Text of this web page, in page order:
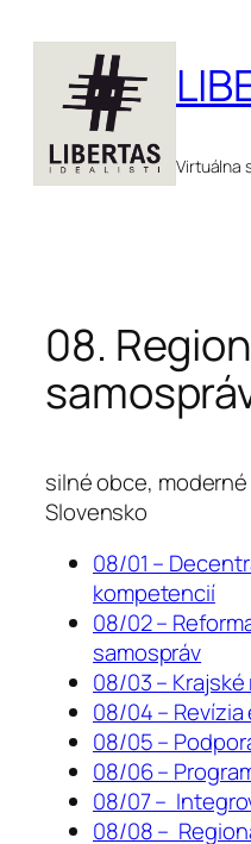
obsah
Virtuálna
08.
silné obce,
Slovensko
08/01 –
kompetencií
08/02 –
samospráv
08/03 –
08/04 –
08/05 –
08/06 –
08/07 –
08/08 –